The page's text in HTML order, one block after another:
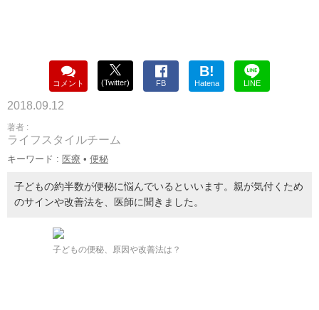
コメント (Twitter) FB
B!
Hatena LINE
2018.09.12
著者 :
ライフスタイルチーム
キーワード : 医療 • 便秘
子どもの約半数が便秘に悩んでいるといいます。親が気付くため
のサインや改善法を、医師に聞きました。
子どもの便秘、原因や改善法は？